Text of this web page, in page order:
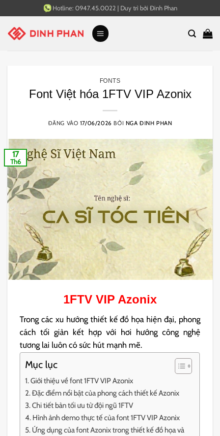
qua
nội
Hotline: 0947.45.0022 | Duy trì bởi Đinh Phan
FONTS
Font Việt hóa 1FTV VIP Azonix
ĐĂNG VÀO 17/06/2026 BỞI NGA ĐINH PHAN
17
Th6
1FTV VIP Azonix
Trong các xu hướng thiết kế đồ họa hiện đại, phong
cách tối giản kết hợp với hơi hướng công nghệ
tương lai luôn có sức hút mạnh mẽ.
Mục lục
Giới thiệu về font 1FTV VIP Azonix
Đặc điểm nổi bật của phong cách thiết kế Azonix
Chi tiết bản tối ưu từ đội ngũ 1FTV
Hình ảnh demo thực tế của font 1FTV VIP Azonix
Ứng dụng của font Azonix trong thiết kế đồ họa và